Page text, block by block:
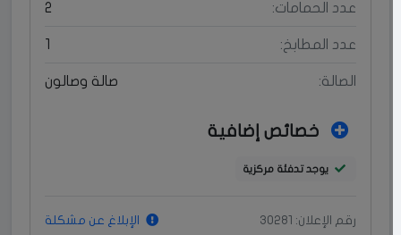
عدد الحمامات:
عدد المطابخ:
الصالة: صالة وصالون
خصائص إضافية
يوجد تدفئة مركزية
رقم الإعلان: 30281 الإبلاغ عن مشكلة